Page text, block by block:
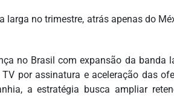
larga no trimestre, atrás apenas do
no Brasil com expansão da banda
por assinatura e aceleração das
a estratégia busca ampliar